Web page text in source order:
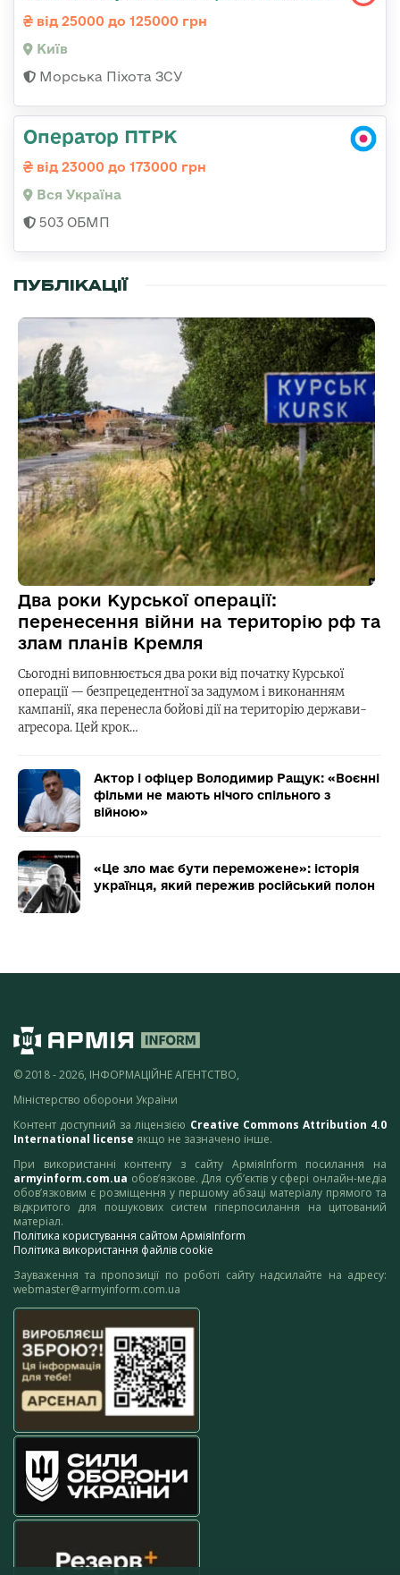
від 25000 до 125000 грн
Київ
Морська Піхота ЗСУ
Оператор ПТРК
від 23000 до 173000 грн
Вся Україна
503 ОБМП
ПУБЛІКАЦІЇ
Два роки Курської операції:
перенесення війни на територію рф та
злам планів Кремля
Сьогодні виповнюється два роки від початку Курської
операції — безпрецедентної за задумом і виконанням
кампанії, яка перенесла бойові дії на територію держави-
агресора. Цей крок…
Актор і офіцер Володимир Ращук: «Воєнні
фільми не мають нічого спільного з
війною»
«Це зло має бути переможене»: історія
українця, який пережив російський полон
© 2018 - 2026, ІНФОРМАЦІЙНЕ АГЕНТСТВО,
Міністерство оборони України
Контент доступний за ліцензією Creative Commons Attribution 4.0
International license якщо не зазначено інше.
При використанні контенту з сайту АрміяInform посилання на
armyinform.com.ua обов’язкове. Для суб’єктів у сфері онлайн-медіа
обов’язковим є розміщення у першому абзаці матеріалу прямого та
відкритого для пошукових систем гіперпосилання на цитований
матеріал.
Політика користування сайтом АрміяInform
Політика використання файлів cookie
Зауваження та пропозиції по роботі сайту надсилайте на адресу:
webmaster@armyinform.com.ua